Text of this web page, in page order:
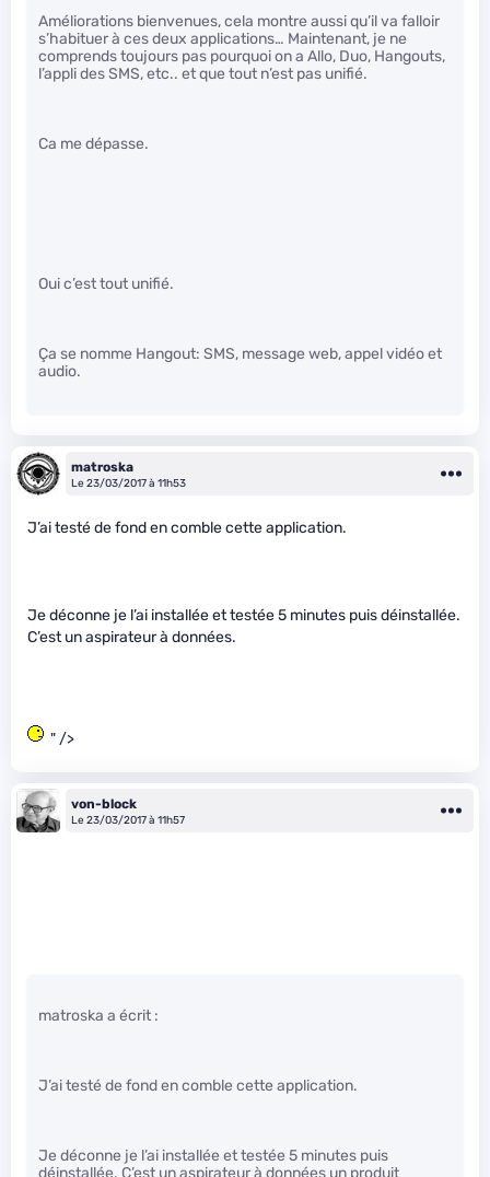
Améliorations bienvenues, cela montre aussi qu’il va falloir
s’habituer à ces deux applications… Maintenant, je ne
comprends toujours pas pourquoi on a Allo, Duo, Hangouts,
l’appli des SMS, etc.. et que tout n’est pas unifié.
Ca me dépasse.
Oui c’est tout unifié.
Ça se nomme Hangout: SMS, message web, appel vidéo et
audio.
matroska
Le 23/03/2017 à 11h53
J’ai testé de fond en comble cette application.
Je déconne je l’ai installée et testée 5 minutes puis déinstallée.
C’est un aspirateur à données.
" />
von-block
Le 23/03/2017 à 11h57
matroska a écrit :
J’ai testé de fond en comble cette application.
Je déconne je l’ai installée et testée 5 minutes puis